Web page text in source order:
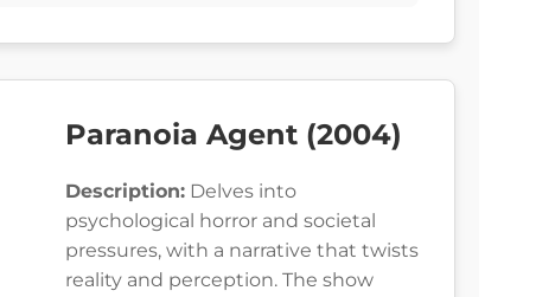
Paranoia Agent (2004)
Description: Delves into
psychological horror and societal
pressures, with a narrative that twists
reality and perception. The show